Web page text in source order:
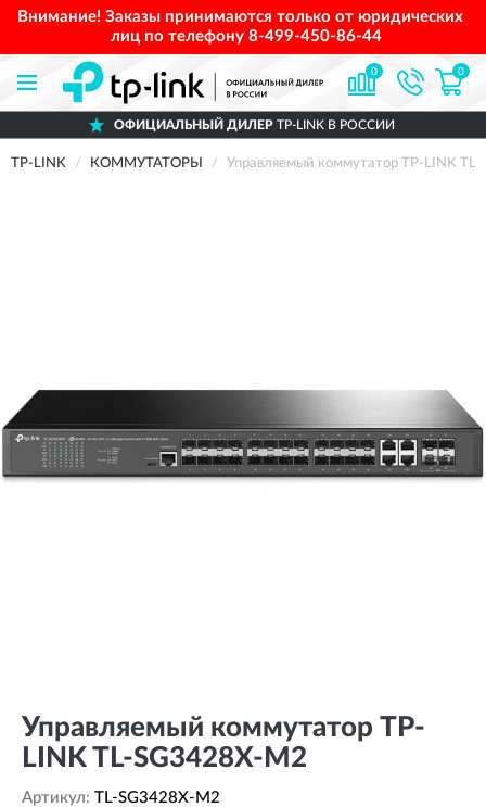
Внимание! Заказы принимаются только от юридических
лиц по телефону 8-499-450-86-44
0 0
ОФИЦИАЛЬНЫЙ ДИЛЕР TP-LINK В РОССИИ
TP-LINK КОММУТАТОРЫ Управляемый коммутатор TP-LINK
Управляемый коммутатор TP-
LINK TL-SG3428X-M2
Артикул: TL-SG3428X-M2